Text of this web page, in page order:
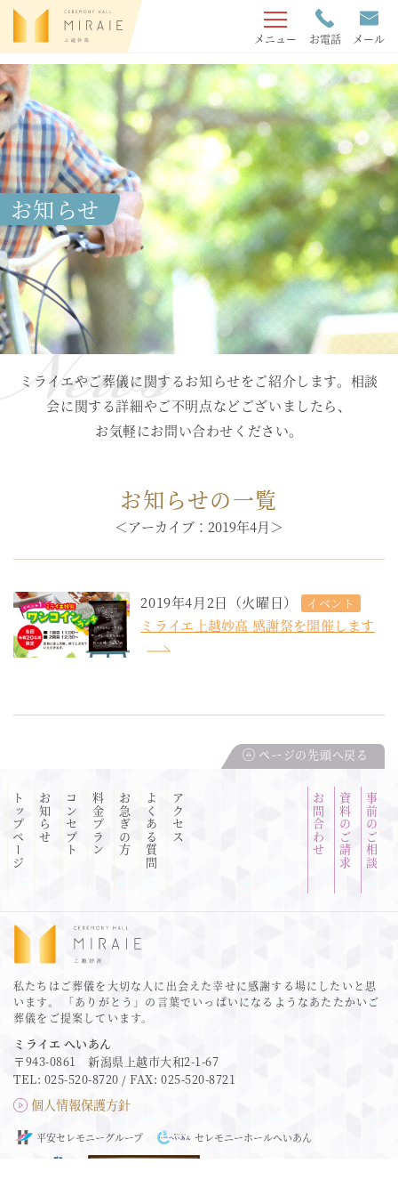
メニュー お電話 メール
お知らせ
ミライエやご葬儀に関するお知らせをご紹介します。相談
会に関する詳細やご不明点などございましたら、
お気軽にお問い合わせください。
お知らせの一覧
＜アーカイブ：2019年4月＞
2019年4月2日（火曜日） イベント
ミライエ上越妙高 感謝祭を開催します
ページの先頭へ戻る
トップページ お知らせ コンセプト 料金プラン お急ぎの方 よくある質問 アクセス お問合わせ 資料のご請求事前のご相談
私たちはご葬儀を大切な人に出会えた幸せに感謝する場にしたいと思
います。
「ありがとう」の言葉でいっぱいになるようなあたたかいご
葬儀をご提案しています。
ミライエ へいあん
〒943-0861 新潟県上越市大和2-1-67
TEL: 025-520-8720 / FAX: 025-520-8721
個人情報保護方針
平安セレモニーグループ セレモニーホールへいあん